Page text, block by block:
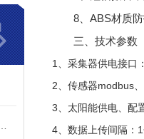
8、ABS材质
三、 技术参数
1、采集器供电接口
2、传感器modbus
3、太阳能供电、配
4、数据上传间隔：